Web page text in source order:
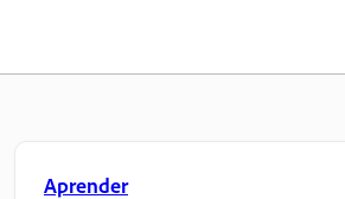
Aprender